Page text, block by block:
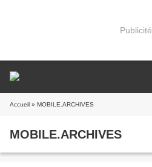
Publicité
Accueil » MOBILE.ARCHIVES
MOBILE.ARCHIVES